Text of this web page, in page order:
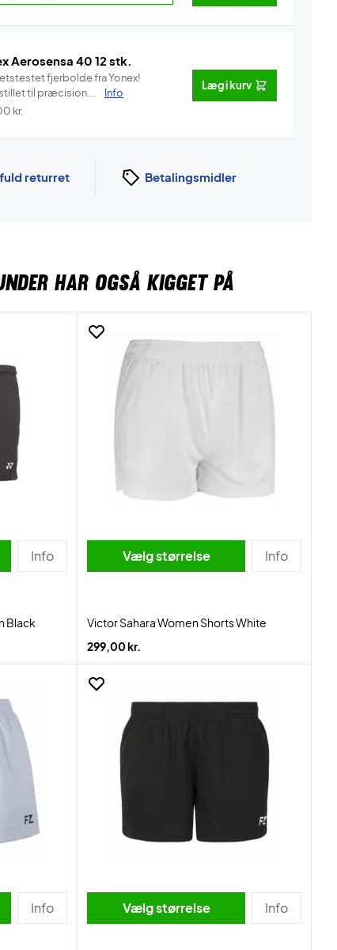
Aerosensa 40 12 stk.
fjerbolde fra Yonex!
til præcision...
Info
kr.
Læg i kurv
fuld returret Betalingsmidler
HAR OGSÅ KIGGET PÅ
Info
Black
Vælg størrelse Info
Victor Sahara Women Shorts White
299,00 kr.
Info Vælg størrelse Info